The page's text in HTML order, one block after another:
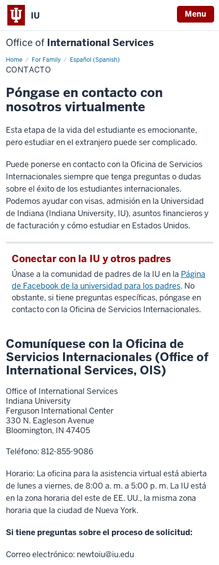
IU Menu
Office of International Services
Home For Family Español (Spanish)
Contacto
CONTACTO
Póngase en contacto con
nosotros virtualmente
Esta etapa de la vida del estudiante es emocionante,
pero estudiar en el extranjero puede ser complicado.
Puede ponerse en contacto con la Oficina de Servicios
Internacionales siempre que tenga preguntas o dudas
sobre el éxito de los estudiantes internacionales.
Podemos ayudar con visas, admisión en la Universidad
de Indiana (Indiana University, IU), asuntos financieros y
de facturación y cómo estudiar en Estados Unidos.
Conectar con la IU y otros padres
Únase a la comunidad de padres de la IU en la Página
de Facebook de la universidad para los padres. No
obstante, si tiene preguntas específicas, póngase en
contacto con la Oficina de Servicios Internacionales.
Comuníquese con la Oficina de
Servicios Internacionales (Office of
International Services, OIS)
Office of International Services
Indiana University
Ferguson International Center
330 N. Eagleson Avenue
Bloomington, IN 47405
Teléfono: 812-855-9086
Horario: La oficina para la asistencia virtual está abierta
de lunes a viernes, de 8:00 a. m. a 5:00 p. m. La IU está
en la zona horaria del este de EE. UU., la misma zona
horaria que la ciudad de Nueva York.
Si tiene preguntas sobre el proceso de solicitud:
Correo electrónico: newtoiu@iu.edu